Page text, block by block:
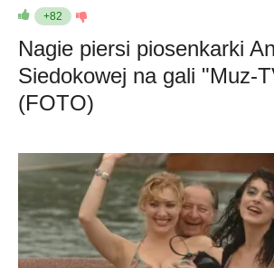
+82
Nagie piersi piosenkarki
Siedokowej na gali "Muz-
(FOTO)